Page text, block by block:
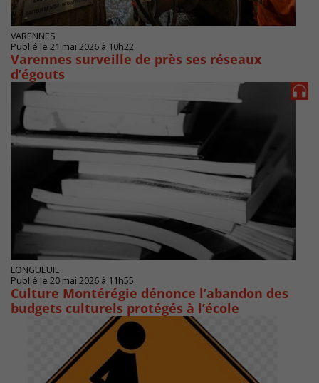
VARENNES
Publié le 21 mai 2026 à 10h22
Varennes surveille de près ses réseaux
d’égouts
LONGUEUIL
Publié le 20 mai 2026 à 11h55
Culture Montérégie dénonce l’abandon des
budgets culturels protégés à l’école